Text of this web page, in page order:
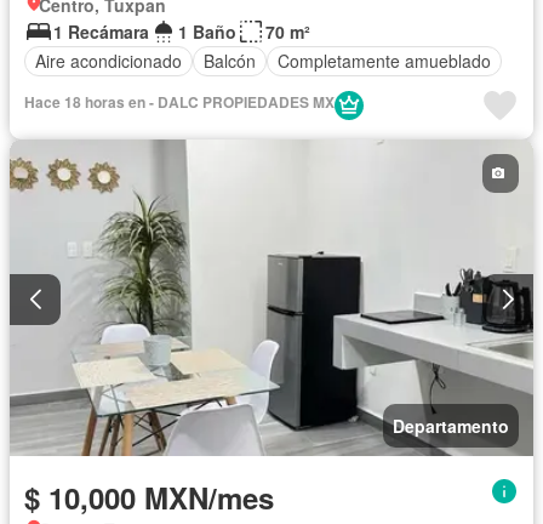
1 Recámara
1 Baño
70 m²
Aire acondicionado
Balcón Completamente amueblado
Hace 18 horas en - DALC PROPIEDADES MX
Departamento
$ 10,000 MXN/mes